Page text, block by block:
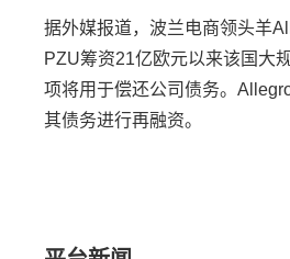
据外媒报道，波兰电商领头羊
PZU筹资21亿欧元以来该国大
项将用于偿还公司债务。
其债务进行再融资。